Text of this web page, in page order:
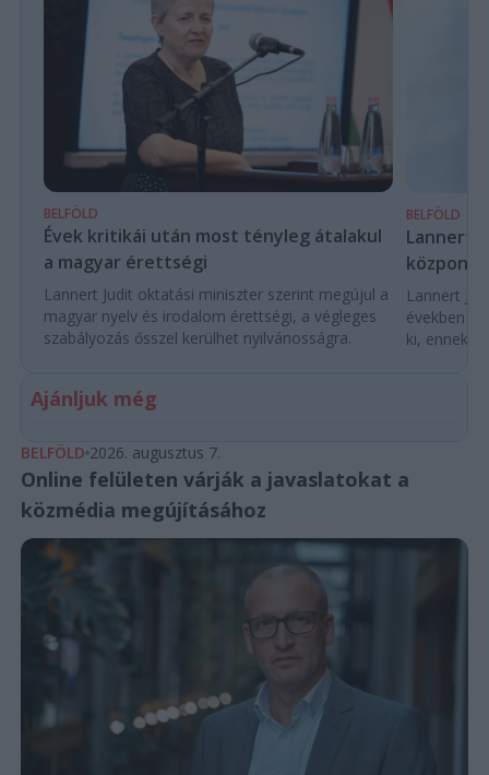
BELFÖLD
Évek kritikái után most tényleg átalakul
a magyar érettségi
Lannert Judit oktatási miniszter szerint megújul a
magyar nyelv és irodalom érettségi, a végleges
szabályozás ősszel kerülhet nyilvánosságra.
BELFÖLD
Lannert
Lannert
években
ki, ennek
Ajánljuk még
BELFÖLD 2026. augusztus 7.
Online felületen várják a javaslatokat a
közmédia megújításához